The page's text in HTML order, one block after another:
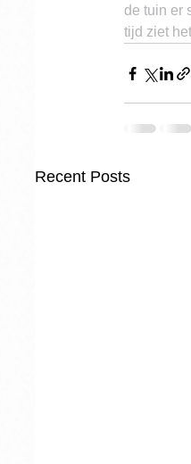
de tuin er
tijd ziet
Recent Posts